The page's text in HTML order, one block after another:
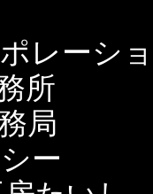
レーシ
所
局
ー